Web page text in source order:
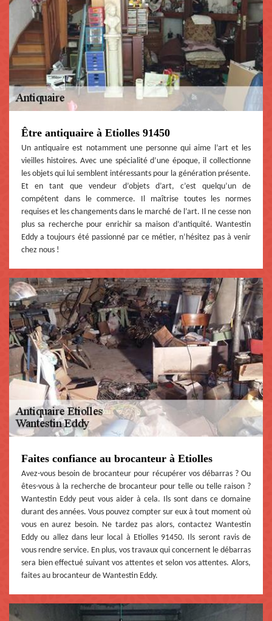
Être antiquaire à Etiolles 91450
Un antiquaire est notamment une personne qui aime l’art et les
vieilles histoires. Avec une spécialité d’une époque, il collectionne
les objets qui lui semblent intéressants pour la génération présente.
Et en tant que vendeur d’objets d’art, c’est quelqu’un de
compétent dans le commerce. Il maîtrise toutes les normes
requises et les changements dans le marché de l’art. Il ne cesse non
plus sa recherche pour enrichir sa maison d’antiquité. Wantestin
Eddy a toujours été passionné par ce métier, n’hésitez pas à venir
chez nous !
Faites confiance au brocanteur à Etiolles
Avez-vous besoin de brocanteur pour récupérer vos débarras ? Ou
êtes-vous à la recherche de brocanteur pour telle ou telle raison ?
Wantestin Eddy peut vous aider à cela. Ils sont dans ce domaine
durant des années. Vous pouvez compter sur eux à tout moment où
vous en aurez besoin. Ne tardez pas alors, contactez Wantestin
Eddy ou allez dans leur local à Etiolles 91450. Ils seront ravis de
vous rendre service. En plus, vos travaux qui concernent le débarras
sera bien effectué suivant vos attentes et selon vos attentes. Alors,
faites au brocanteur de Wantestin Eddy.